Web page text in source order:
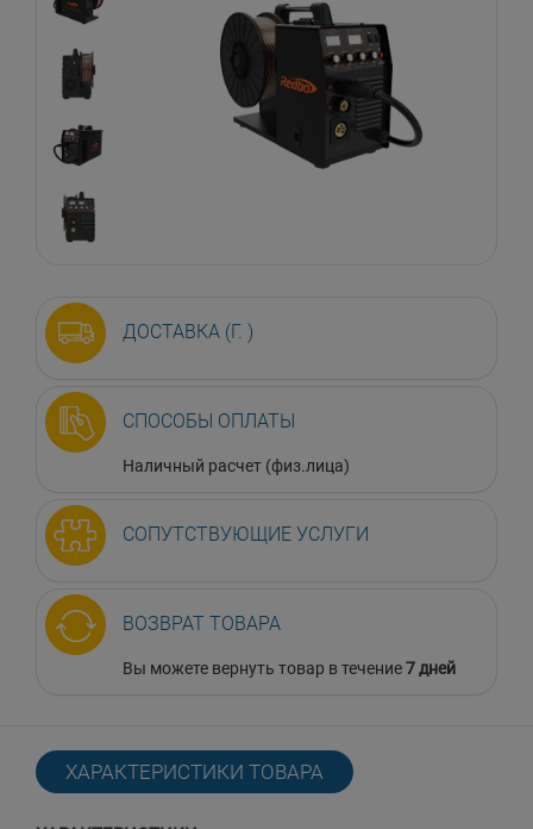
ДОСТАВКА (Г. )
СПОСОБЫ ОПЛАТЫ
Наличный расчет (физ.лица)
СОПУТСТВУЮЩИЕ УСЛУГИ
ВОЗВРАТ ТОВАРА
Вы можете вернуть товар в течение7 дней
ХАРАКТЕРИСТИКИ ТОВАРА